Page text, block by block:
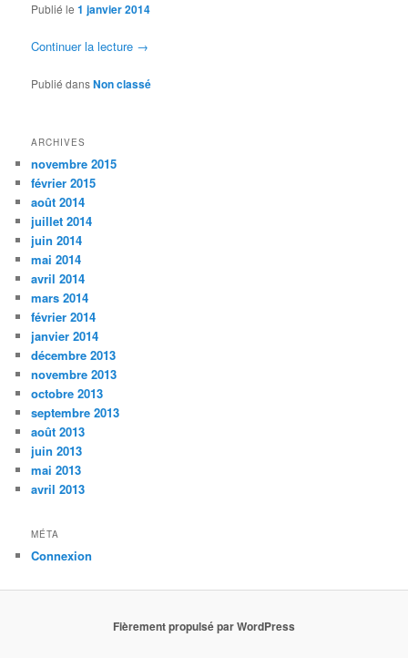
Publié le1 janvier 2014
Continuer la lecture →
Publié dansNon classé
ARCHIVES
novembre 2015
février 2015
août 2014
juillet 2014
juin 2014
mai 2014
avril 2014
mars 2014
février 2014
janvier 2014
décembre 2013
novembre 2013
octobre 2013
septembre 2013
août 2013
juin 2013
mai 2013
avril 2013
MÉTA
Connexion
Fièrement propulsé par WordPress